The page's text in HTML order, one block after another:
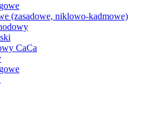
(zasadowe, niklowo-kadmowe)
CaCa